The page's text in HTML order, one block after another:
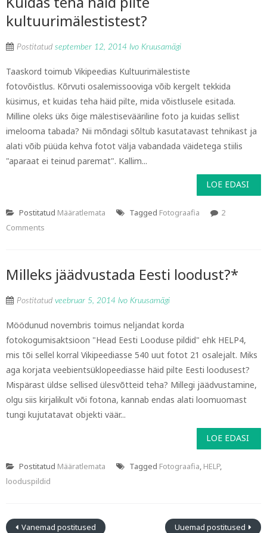
kultuurimälestistest?
Postitatud september 12, 2014 Ivo Kruusamägi
Taaskord toimub Vikipeedias Kultuurimälestiste
fotovõistlus. Kõrvuti osalemissooviga võib kergelt tekkida
küsimus, et kuidas teha häid pilte, mida võistlusele esitada.
Milline oleks üks õige mälestisevääriline foto ja kuidas sellist
imelooma tabada? Nii mõndagi sõltub kasutatavast tehnikast ja
alati võib püüda kehva fotot välja vabandada väidetega stiilis
"aparaat ei teinud paremat". Kallim...
LOE EDASI
Postitatud Määratlemata Tagged Fotograafia
2
Comments
Milleks jäädvustada Eesti loodust?*
Postitatud veebruar 5, 2014 Ivo Kruusamägi
Möödunud novembris toimus neljandat korda
fotokogumisaktsioon "Head Eesti Looduse pildid" ehk HELP4,
mis tõi sellel korral Vikipeediasse 540 uut fotot 21 osalejalt. Miks
aga korjata veebientsüklopeediasse häid pilte Eesti loodusest?
Mispärast üldse sellised ülesvõtteid teha? Millegi jäädvustamine,
olgu siis kirjalikult või fotona, kannab endas alati loomuomast
tungi kujutatavat objekti väär...
LOE EDASI
Postitatud Määratlemata Tagged Fotograafia, HELP,
looduspildid
Vanemad postitused Uuemad postitused